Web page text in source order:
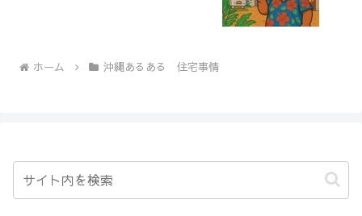
ホーム 沖縄あるある 住宅事情